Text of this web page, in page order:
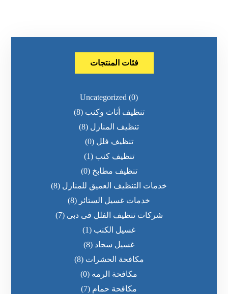
فئات المنتجات
Uncategorized (0)
تنظيف أثاث وكنب (8)
تنظيف المنازل (8)
تنظيف فلل (0)
تنظيف كنب (1)
تنظيف مطابخ (0)
خدمات التنظيف العميق للمنازل (8)
خدمات غسيل الستائر (8)
شركات تنظيف الفلل فى دبى (7)
غسيل الكنب (1)
غسيل سجاد (8)
مكافحة الحشرات (8)
مكافحة الرمه (0)
مكافحة حمام (7)